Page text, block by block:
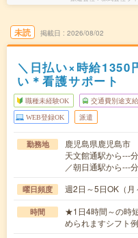
未読 掲載日 2026/08/02
＼日払い×時給1350
い＊看護サポート
職種未経験OK 交通費別途支
WEB登録OK 派遣
勤務地
鹿児島県鹿児島市
天文館通駅から---
／朝日通駅から---
曜日頻度 週2日～5日OK（
時間
★1日4時間～の時
められますシフト